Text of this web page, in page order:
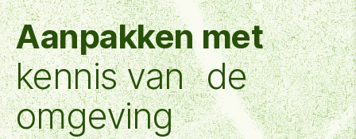
Aanpakken met
kennis van de
omgeving